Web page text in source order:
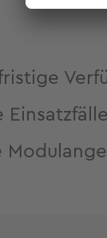
Einsatzfälle